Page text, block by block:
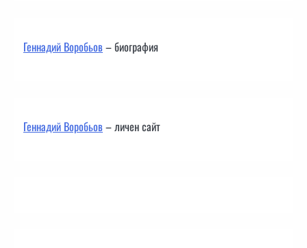
Геннадий Воробьов– биография
Геннадий Воробьов– личен сайт